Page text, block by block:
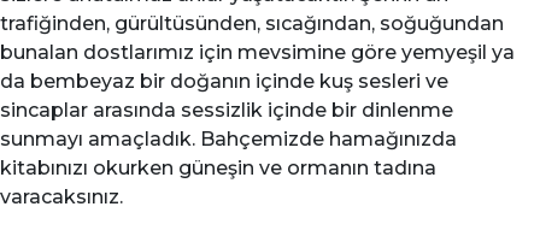
trafiğinden, gürültüsünden, sıcağından, soğuğundan
bunalan dostlarımız için mevsimine göre yemyeşil ya
da bembeyaz bir doğanın içinde kuş sesleri ve
sincaplar arasında sessizlik içinde bir dinlenme
sunmayı amaçladık. Bahçemizde hamağınızda
kitabınızı okurken güneşin ve ormanın tadına
varacaksınız.